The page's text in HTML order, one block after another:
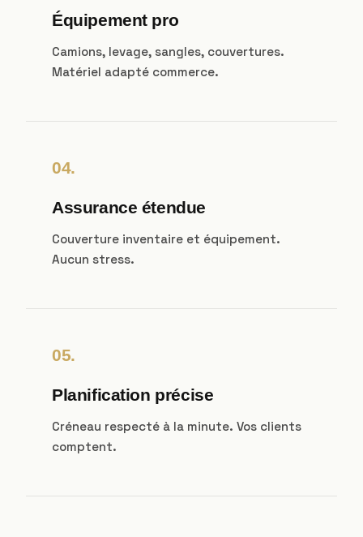
Équipement pro
Camions, levage, sangles, couvertures.
Matériel adapté commerce.
04.
Assurance étendue
Couverture inventaire et équipement.
Aucun stress.
05.
Planification précise
Créneau respecté à la minute. Vos clients
comptent.